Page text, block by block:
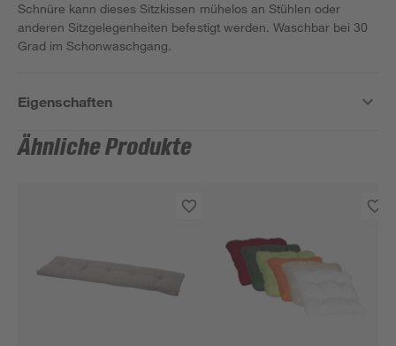
Schnüre kann dieses Sitzkissen mühelos an Stühlen oder
anderen Sitzgelegenheiten befestigt werden. Waschbar bei 30
Grad im Schonwaschgang.
Eigenschaften
Ähnliche Produkte